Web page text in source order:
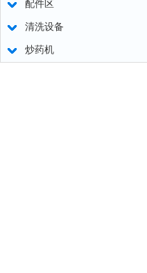
配件区
清洗设备
炒药机